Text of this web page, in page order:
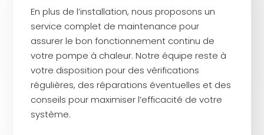
En plus de l’installation, nous proposons un
service complet de maintenance pour
assurer le bon fonctionnement continu de
votre pompe à chaleur. Notre équipe reste à
votre disposition pour des vérifications
régulières, des réparations éventuelles et des
conseils pour maximiser l’efficacité de votre
système.